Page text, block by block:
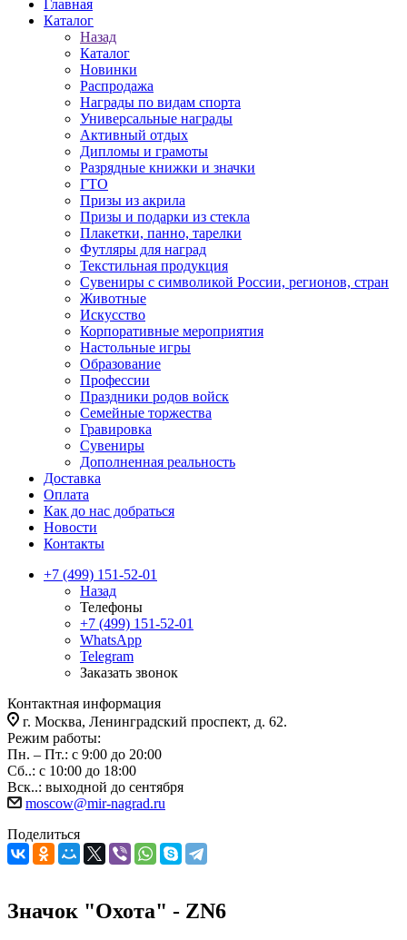
Главная
Каталог
Назад
Каталог
Новинки
Распродажа
Награды по видам спорта
Универсальные награды
Активный отдых
Дипломы и грамоты
Разрядные книжки и значки
ГТО
Призы из акрила
Призы и подарки из стекла
Плакетки, панно, тарелки
Футляры для наград
Текстильная продукция
Сувениры с символикой России, регионов, стран
Животные
Искусство
Корпоративные мероприятия
Настольные игры
Образование
Профессии
Праздники родов войск
Семейные торжества
Гравировка
Сувениры
Дополненная реальность
Доставка
Оплата
Как до нас добраться
Новости
Контакты
+7 (499) 151-52-01
Назад
Телефоны
+7 (499) 151-52-01
WhatsApp
Telegram
Заказать звонок
Контактная информация
г. Москва, Ленинградский проспект, д. 62.
Режим работы:
Пн. – Пт.: с 9:00 до 20:00
Сб..: с 10:00 до 18:00
Вск..: выходной до сентября
moscow@mir-nagrad.ru
Поделиться
Значок "Охота" - ZN6